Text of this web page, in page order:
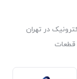
در تهران
قطعات